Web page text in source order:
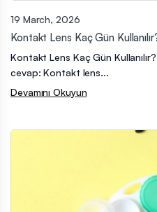
19 March, 2026
Kontakt Lens Kaç Gün
Kontakt Lens Kaç Gün
cevap: Kontakt lens...
Devamını Okuyun